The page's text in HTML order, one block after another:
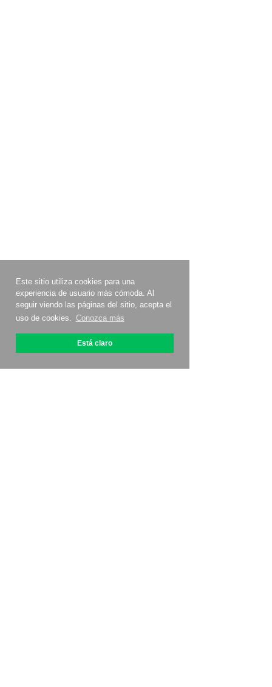
Este sitio utiliza cookies para una
experiencia de usuario más cómoda. Al
seguir viendo las páginas del sitio, acepta el
uso de cookies. Conozca más
Está claro